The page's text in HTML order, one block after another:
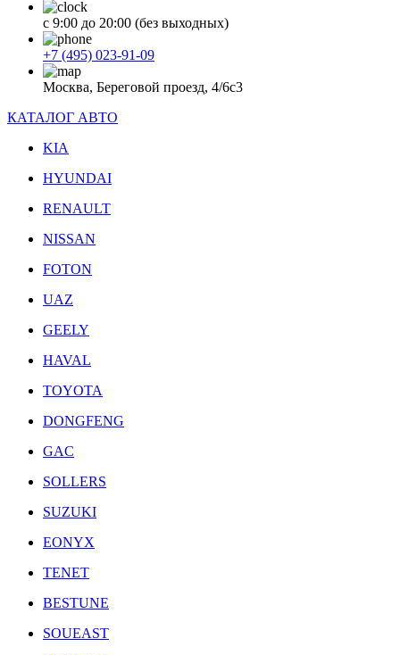
с 9:00 до 20:00 (без выходных)
+7 (495) 023-91-09
Москва, Береговой проезд, 4/6с3
КАТАЛОГ АВТО
KIA
HYUNDAI
RENAULT
NISSAN
FOTON
UAZ
GEELY
HAVAL
TOYOTA
DONGFENG
GAC
SOLLERS
SUZUKI
EONYX
TENET
BESTUNE
SOUEAST